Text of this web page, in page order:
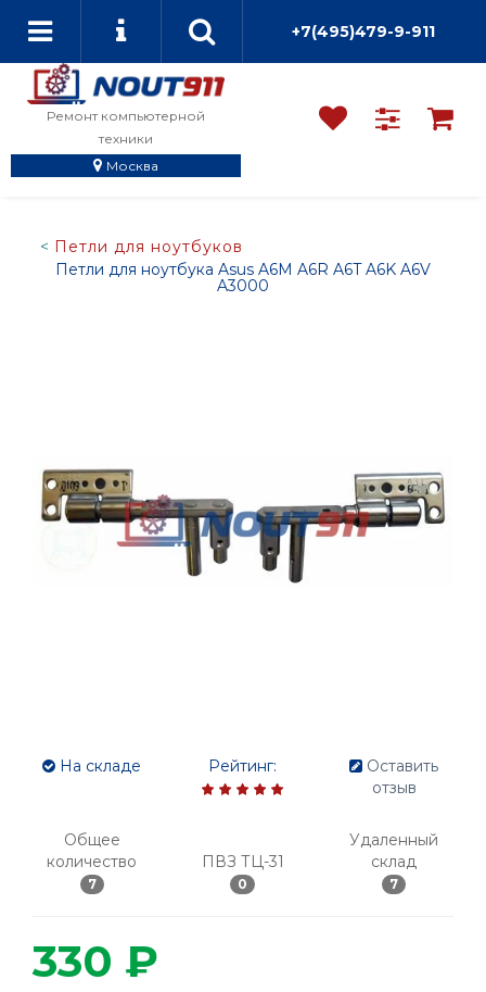
+7(495)479-9-911
Ремонт компьютерной
техники
Москва
Петли для ноутбуков
Петли для ноутбука Asus A6M A6R A6T A6K A6V
A3000
На складе
Общее
количество
7
Рейтинг:
ПВЗ ТЦ-31
0
Оставить
отзыв
Удаленный
склад
7
330 ₽